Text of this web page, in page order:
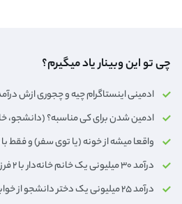
چی تو این وبینار یاد میگیرم؟
ادمینی اینستاگرام چیه و چجوری ازش
ادمین شدن برای کی مناسبه؟ (دانشجو،
واقعا میشه از خونه (یا توی سفر) و فقط
درآمد ۳۰ میلیونی یک خانم خانه‌دار با ۲ فرزند از ادمینی
درآمد ۲۵ میلیونی یک دختر دانشجو از خوابگاه از ادمینی پیج‌ها